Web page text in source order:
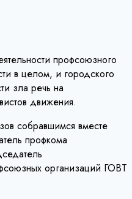
профсоюзного
в целом, и городского
зла речь на
движения.
собравшимся вместе
профкома
организаций ГОВТ